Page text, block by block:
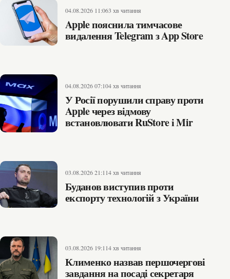
04.08.2026 11:063 хв читання
Apple пояснила тимчасове
видалення Telegram з App Store
04.08.2026 07:104 хв читання
У Росії порушили справу проти
Apple через відмову
встановлювати RuStore і Mir
03.08.2026 21:114 хв читання
Буданов виступив проти
експорту технологій з України
03.08.2026 19:114 хв читання
Клименко назвав першочергові
завдання на посаді секретаря